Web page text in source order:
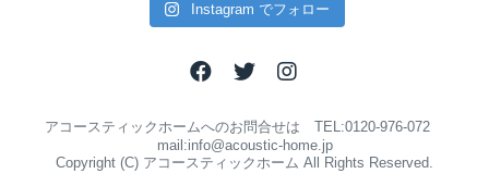
Instagram でフォロー
アコースティックホームへのお問合せは TEL:0120-976-072
mail:info@acoustic-home.jp
Copyright (C) アコースティックホーム All Rights Reserved.